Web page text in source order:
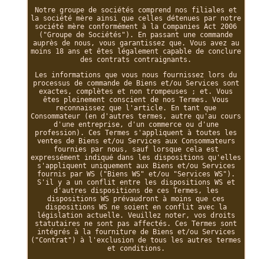
Notre groupe de sociétés comprend nos filiales et
la société mère ainsi que celles détenues par notre
société mère conformément à la Companies Act 2006
("Groupe de Sociétés"). En passant une commande
auprès de nous, vous garantissez que. Vous avez au
moins 18 ans et êtes légalement capable de conclure
des contrats contraignants.
Les informations que vous nous fournissez lors du
processus de commande de Biens et/ou Services sont
exactes, complètes et non trompeuses ; et. Vous
êtes pleinement conscient de nos Termes. Vous
reconnaissez que l'article. En tant que
Consommateur (en d'autres termes, autre qu'au cours
d'une entreprise, d'un commerce ou d'une
profession). Ces Termes s'appliquent à toutes les
ventes de Biens et/ou Services aux Consommateurs
fournies par nous, sauf lorsque cela est
expressément indiqué dans les dispositions qu'elles
s'appliquent uniquement aux Biens et/ou Services
fournis par WS ("Biens WS" et/ou "Services WS").
S'il y a un conflit entre les dispositions WS et
d'autres dispositions de ces Termes, les
dispositions WS prévaudront à moins que ces
dispositions WS ne soient en conflit avec la
législation actuelle. Veuillez noter, vos droits
statutaires ne sont pas affectés. Ces Termes sont
intégrés à la fourniture de Biens et/ou Services
("Contrat") à l'exclusion de tous les autres termes
et conditions.